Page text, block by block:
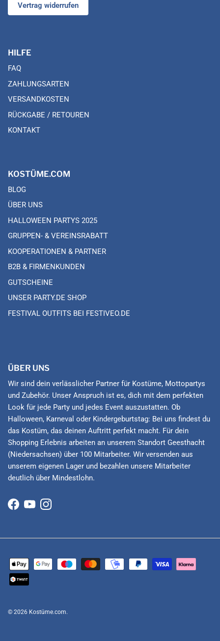
Vertrag widerrufen
HILFE
FAQ
ZAHLUNGSARTEN
VERSANDKOSTEN
RÜCKGABE / RETOUREN
KONTAKT
KOSTÜME.COM
BLOG
ÜBER UNS
HALLOWEEN PARTYS 2025
GRUPPEN- & VEREINSRABATT
KOOPERATIONEN & PARTNER
B2B & FIRMENKUNDEN
GUTSCHEINE
UNSER PARTY.DE SHOP
FESTIVAL OUTFITS BEI FESTIVEO.DE
ÜBER UNS
Wir sind dein verlässlicher Partner für Kostüme, Mottopartys
und Zubehör. Unser Anspruch ist es, dich mit dem perfekten
Look für jede Party und jedes Event auszustatten. Ob
Halloween, Karneval oder Kindergeburtstag: Bei uns findest du
das Kostüm, das deinen Auftritt perfekt macht. Für dein
Shopping Erlebnis arbeiten an unserem Standort Geesthacht
(Niedersachsen) über 100 Mitarbeiter. Wir versenden aus
unserem eigenen Lager und bezahlen unsere Mitarbeiter
deutlich über Mindestlohn.
Facebook
YouTubeInstagram
© 2026 Kostüme.com.